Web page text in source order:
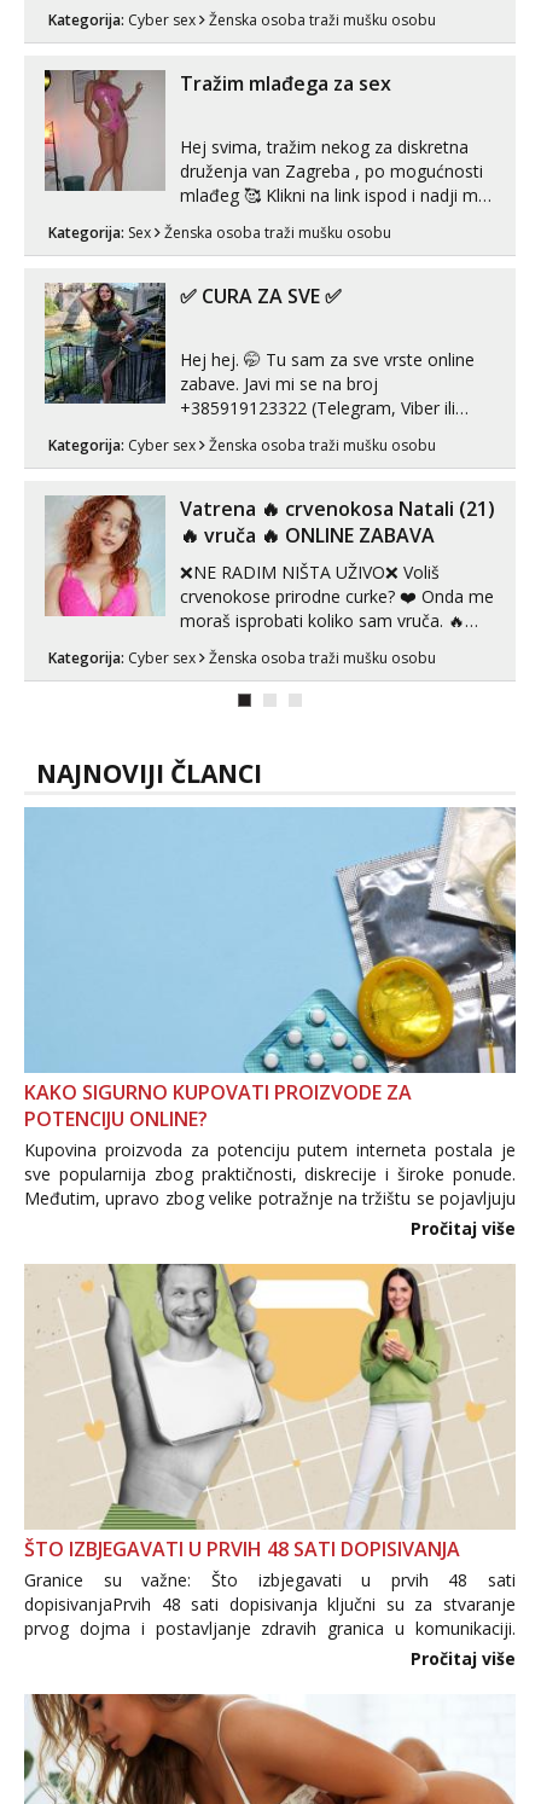
vidio, čista ŠESTICA! A usne? O usnama
bolje da ni ne pričam. Prave pune usne
vjeruj mi, takve još nisi vidio. Uvijek sam
spremna za ONLOINE zabavu...
Kategorija: Cyber sex Ženska osoba traži mušku osobu
Tražim mlađega za sex
Hej svima, tražim nekog za diskretna
druženja van Zagreba , po mogućnosti
mlađeg 🥰 Klikni na link ispod i nadji me
Kategorija: Sex Ženska osoba traži mušku osobu
✅ CURA ZA SVE ✅
Hej hej. 🤭 Tu sam za sve vrste online
zabave. Javi mi se na broj
+385919123322 (Telegram, Viber ili
Whatsapp). 🤙 NE javljaj se na uzivo.
Hvala.
Kategorija: Cyber sex Ženska osoba traži mušku osobu
Vatrena ‎️‍🔥 crvenokosa Natali (21)
‎️‍🔥 vruča‎ ️‍🔥 ONLINE ZABAVA
❌NE RADIM NIŠTA UŽIVO❌ Voliš
crvenokose prirodne curke? ❤️ Onda me
moraš isprobati koliko sam vruča.‎ ️‍🔥
MLADA vražica koja ima 100%
prorodne grudi, 💦 Misli su mi uvijek
prljave i u svemu vidim samo užitak. 💦
s kolegica...
Kategorija: Cyber sex Ženska osoba traži mušku osobu
NAJNOVIJI ČLANCI
KAKO SIGURNO KUPOVATI PROIZVODE ZA
POTENCIJU ONLINE?
Kupovina proizvoda za potenciju putem interneta postala je
sve popularnija zbog praktičnosti, diskrecije i široke ponude.
Međutim, upravo zbog velike potražnje na tržištu se pojavljuju
i brojni krivotvoreni proizvodi, nepouzdane internetske
Pročitaj više
ŠTO IZBJEGAVATI U PRVIH 48 SATI DOPISIVANJA
Granice su važne: Što izbjegavati u prvih 48 sati
dopisivanjaPrvih 48 sati dopisivanja ključni su za stvaranje
prvog dojma i postavljanje zdravih granica u komunikaciji.
Važno je izbjeći prebrzo otkrivanje osobnih ili intimnih
informacija, jer nepoznata osoba još nije zaslužila to
povjerenje. Takođe...
Pročitaj više